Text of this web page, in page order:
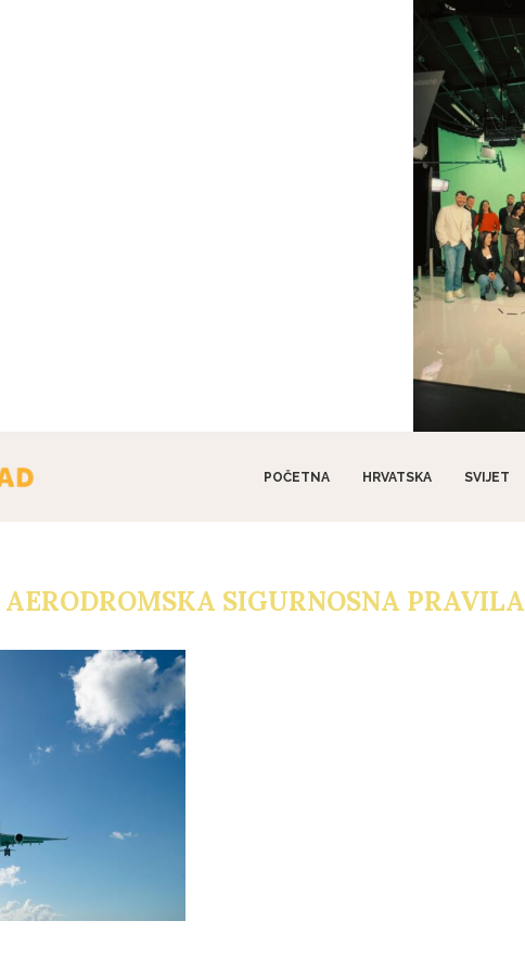
POČETNA HRVATSKA SVIJET
AERODROMSKA SIGURNOSNA PRAVILA